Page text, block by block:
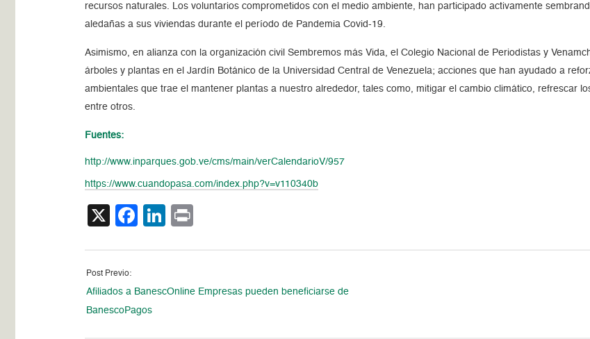
recursos naturales. Los voluntarios comprometidos con el medio ambiente, han participado activamente
aledañas a sus viviendas durante el período de Pandemia Covid-19.
Asimismo, en alianza con la organización civil Sembremos más Vida, el Colegio Nacional de Periodistas y
árboles y plantas en el Jardín Botánico de la Universidad Central de Venezuela; acciones que han ayudado a
ambientales que trae el mantener plantas a nuestro alrededor, tales como, mitigar el cambio climático, refrescar
entre otros.
Fuentes:
http://www.inparques.gob.ve/cms/main/verCalendarioV/957
https://www.cuandopasa.com/index.php?v=v110340b
X Facebook
LinkedIn
Post Previo:
Afiliados a BanescOnline Empresas pueden beneficiarse de
BanescoPagos